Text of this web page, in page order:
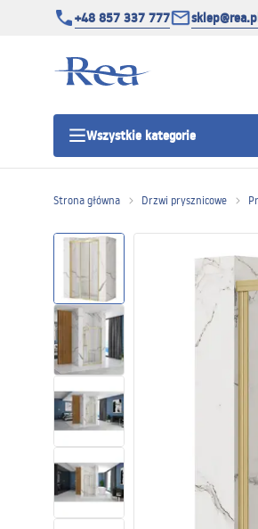
+48 857 337 777
Wszystkie kategorie
Kategorie produktowe
Kabiny prysznicowe
Drzwi prysznicowe
Brodziki prysznicowe
Odpływy liniowe
Toalety, ubikacje
Umywalki
Strona główna Drzwi prysznicowe